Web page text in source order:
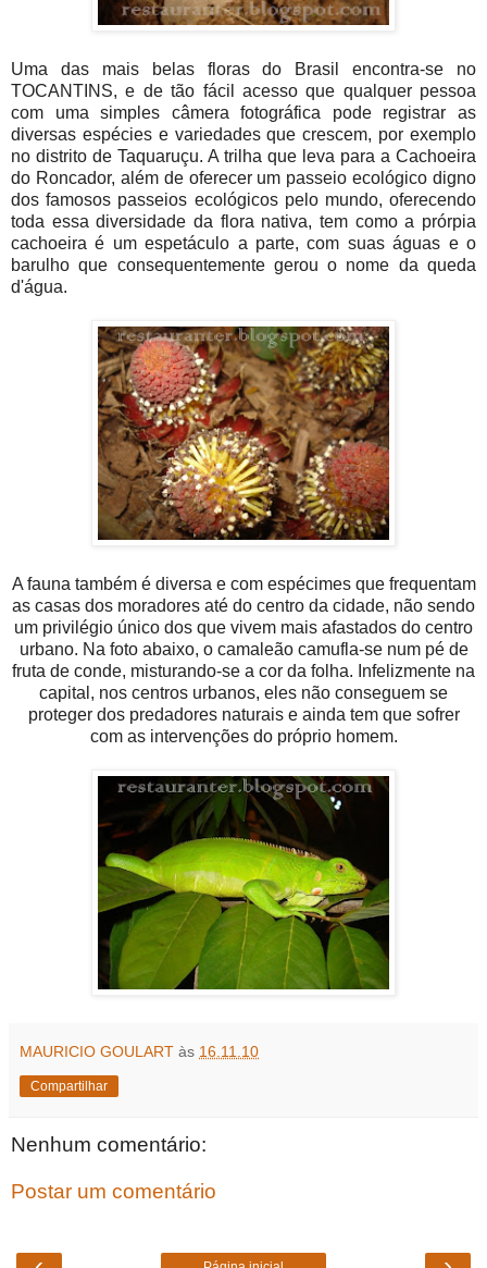
Uma das mais belas floras do Brasil encontra-se no
TOCANTINS, e de tão fácil acesso que qualquer pessoa
com uma simples câmera fotográfica pode registrar as
diversas espécies e variedades que crescem, por exemplo
no distrito de Taquaruçu. A trilha que leva para a Cachoeira
do Roncador, além de oferecer um passeio ecológico digno
dos famosos passeios ecológicos pelo mundo, oferecendo
toda essa diversidade da flora nativa, tem como a prórpia
cachoeira é um espetáculo a parte, com suas águas e o
barulho que consequentemente gerou o nome da queda
d'água.
A fauna também é diversa e com espécimes que frequentam
as casas dos moradores até do centro da cidade, não sendo
um privilégio único dos que vivem mais afastados do centro
urbano. Na foto abaixo, o camaleão camufla-se num pé de
fruta de conde, misturando-se a cor da folha. Infelizmente na
capital, nos centros urbanos, eles não conseguem se
proteger dos predadores naturais e ainda tem que sofrer
com as intervenções do próprio homem.
MAURICIO GOULART às 16.11.10
Compartilhar
Nenhum comentário:
Postar um comentário